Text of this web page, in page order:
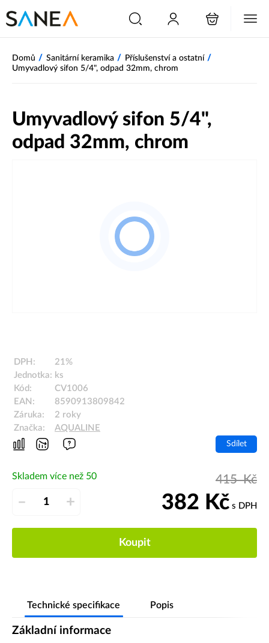
Domů / Sanitární keramika / Příslušenství a ostatní /
Umyvadlový sifon 5/4", odpad 32mm, chrom
Umyvadlový sifon 5/4",
odpad 32mm, chrom
DPH:
21%
Jednotka: ks
Kód:
CV1006
EAN:
8590913809842
Záruka:
2 roky
Značka:
AQUALINE
Sdílet
Skladem více než 50
– +
415Kč
382 Kč s DPH
Koupit
Technické specifikace Popis
Základní informace